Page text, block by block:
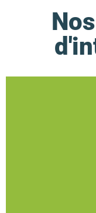
paysager,
des